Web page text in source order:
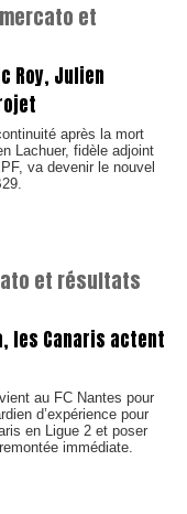
et
Roy, Julien
après la mort
Lachuer, fidèle adjoint
va devenir le nouvel
et résultats
les Canaris actent
au FC Nantes pour
d’expérience pour
en Ligue 2 et poser
immédiate.